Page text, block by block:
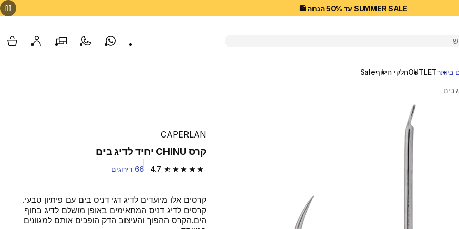
SUMMER SALE עד 50% הנחה 🛍️
Whatsappצור קשרהסניפים שלנוהחשבון שלי
ביותרOUTLETחלקי חילוףSale
CAPERLAN
קרס CHINU יחיד לדיג בים
4.7 4.7 out of 5 stars from 66 reviews 66 דירוגים
קרסים אלו מיועדים לדיג דגי דניס בים עם פיתיון טבעי.
קרסים לדיג דניס המתאימים באופן מושלם לדיג בחוף
הים.הקרס ההפוך והעיצוב הדק הופכים אותם למגוונים